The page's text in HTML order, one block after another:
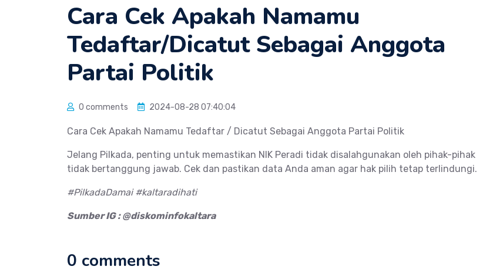
Cara Cek Apakah Namamu
Tedaftar/Dicatut Sebagai Anggota
Partai Politik
0 comments 2024-08-28 07:40:04
Cara Cek Apakah Namamu Tedaftar / Dicatut Sebagai Anggota Partai Politik
Jelang Pilkada, penting untuk memastikan NIK Peradi tidak disalahgunakan oleh pihak-pihak
tidak bertanggung jawab. Cek dan pastikan data Anda aman agar hak pilih tetap terlindungi.
#PilkadaDamai #kaltaradihati
Sumber IG : @diskominfokaltara
0 comments